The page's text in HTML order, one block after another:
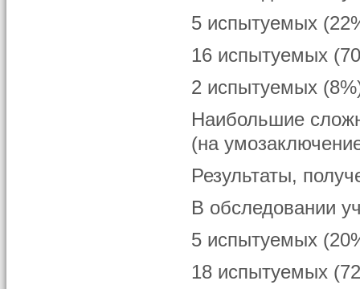
5 испытуемых
16 испытуемых
2 испытуемых
Наибольшие
(на
Результаты,
В обследовании
5 испытуемых
18 испытуемых